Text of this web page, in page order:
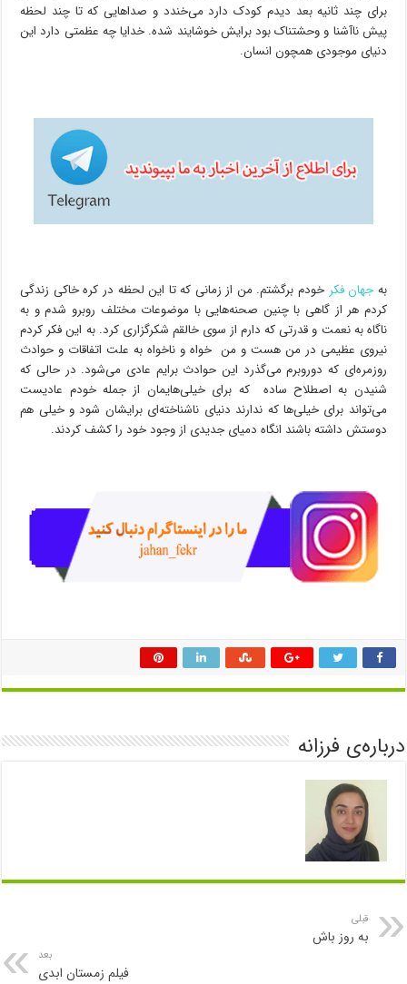
برای چند ثانیه بعد دیدم کودک دارد می‌خندد و صداهایی که تا چند لحظه
پیش ناآشنا و وحشتناک بود برایش خوشایند شده. خدایا چه عظمتی دارد این
دنیای موجودی همچون انسان.
به جهان فکر خودم برگشتم. من از زمانی که تا این لحظه در کره خاکی زندگی
کردم هر از گاهی با چنین صحنه‌هایی با موضوعات مختلف روبرو شدم و به
ناگاه به نعمت و قدرتی که دارم از سوی خالقم شکرگزاری کرد. به این فکر کردم
نیروی عظیمی در من هست و من خواه و ناخواه به علت اتفاقات و حوادث
روزمره‌ای که دوروبرم می‌گذرد این حوادث برایم عادی می‌شود. در حالی که
شنیدن به اصطلاح ساده که برای خیلی‌هایمان از جمله خودم عادیست
می‌تواند برای خیلی‌ها که ندارند دنیای ناشناخته‌ای برایشان شود و خیلی هم
دوستش داشته باشند انگاه دمیای جدیدی از وجود خود را کشف کردند.
درباره‌ی فرزانه
قبلی
به روز باش
بعد
فیلم زمستان ابدی